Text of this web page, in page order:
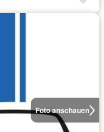
Foto anschauen